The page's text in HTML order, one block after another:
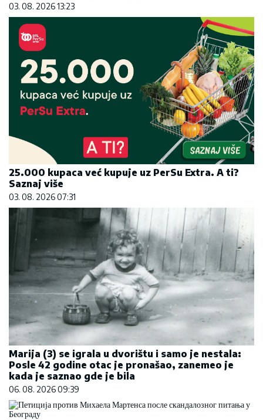
03. 08. 2026 13:23
25.000 kupaca već kupuje uz PerSu Extra. A ti?
Saznaj više
03. 08. 2026 07:31
Marija (3) se igrala u dvorištu i samo je nestala:
Posle 42 godine otac je pronašao, zanemeo je
kada je saznao gde je bila
06. 08. 2026 09:39